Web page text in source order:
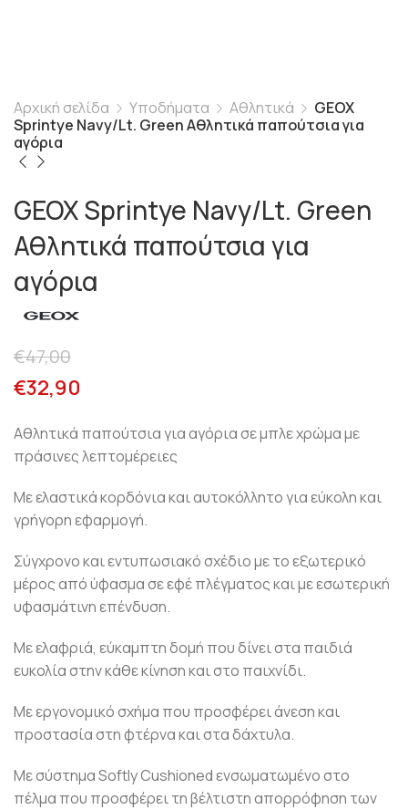
Αρχική σελίδα Υποδήματα Αθλητικά
GEOX
Sprintye Navy/Lt. Green Αθλητικά παπούτσια για
αγόρια
GEOX Sprintye Navy/Lt. Green
Αθλητικά παπούτσια για
αγόρια
€47,00
€32,90
Αθλητικά παπούτσια για αγόρια σε μπλε χρώμα με
πράσινες λεπτομέρειες
Με ελαστικά κορδόνια και αυτοκόλλητο για εύκολη και
γρήγορη εφαρμογή.
Σύγχρονο και εντυπωσιακό σχέδιο με το εξωτερικό
μέρος από ύφασμα σε εφέ πλέγματος και με εσωτερική
υφασμάτινη επένδυση.
Με ελαφριά, εύκαμπτη δομή που δίνει στα παιδιά
ευκολία στην κάθε κίνηση και στο παιχνίδι.
Με εργονομικό σχήμα που προσφέρει άνεση και
προστασία στη φτέρνα και στα δάχτυλα.
Με σύστημα Softly Cushioned ενσωματωμένο στο
πέλμα που προσφέρει τη βέλτιστη απορρόφηση των